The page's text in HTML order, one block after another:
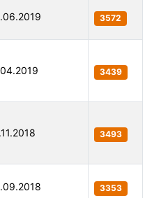
3572
3439
3493
3353